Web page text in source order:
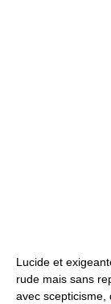
Lucide et
rude mais sans
avec scepticisme,